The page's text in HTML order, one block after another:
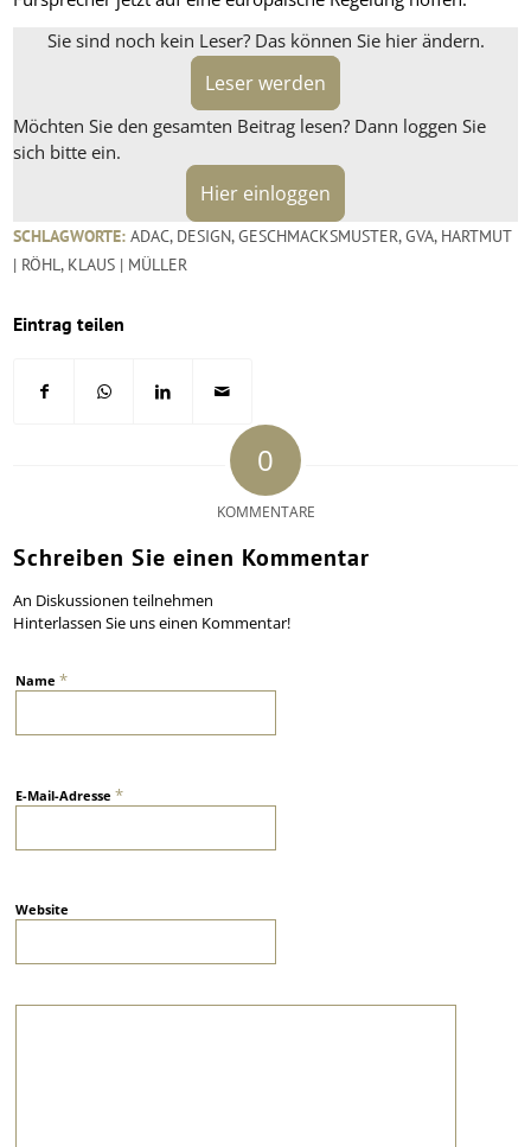
Sie sind noch kein Leser? Das können Sie hier ändern.
Leser werden
Möchten Sie den gesamten Beitrag lesen? Dann loggen Sie
sich bitte ein.
Hier einloggen
SCHLAGWORTE: ADAC, DESIGN,GESCHMACKSMUSTER,GVA, HARTMUT
| RÖHL, KLAUS | MÜLLER
Eintrag teilen
0
KOMMENTARE
Schreiben Sie einen Kommentar
An Diskussionen teilnehmen
Hinterlassen Sie uns einen Kommentar!
Name*
E-Mail-Adresse*
Website